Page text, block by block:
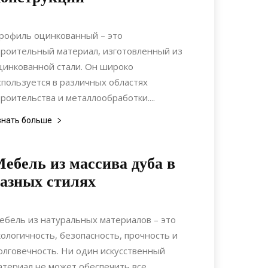
18.04.2022
оцинкованный – это
материал, изготовленный из
стали. Он широко
в различных областях
и металлообработки....
больше
из массива дуба в
стилях
21.09.2021
из натуральных материалов – это
безопасность, прочность и
Ни один искусственный